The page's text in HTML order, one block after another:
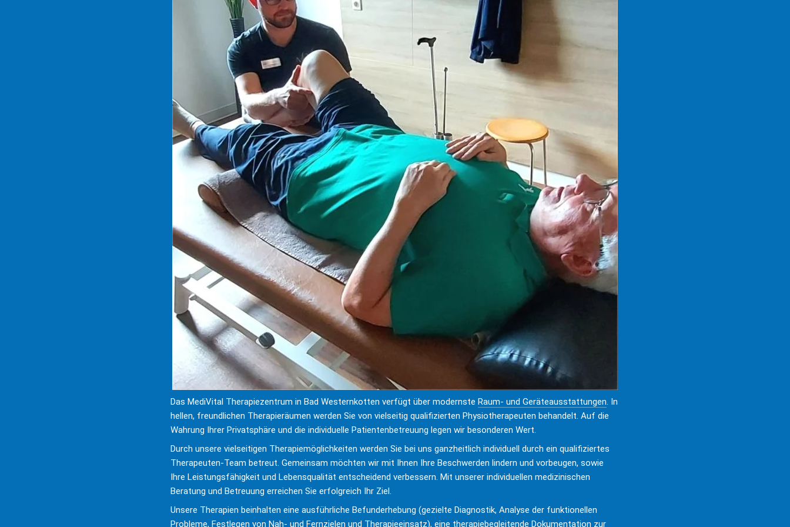
Das MediVital Therapiezentrum in Bad Westernkotten verfügt über modernste Raum- und Geräteausstattungen. In
hellen, freundlichen Therapieräumen werden Sie von vielseitig qualifizierten Physiotherapeuten behandelt. Auf die
Wahrung Ihrer Privatsphäre und die individuelle Patientenbetreuung legen wir besonderen Wert.
Durch unsere vielseitigen Therapiemöglichkeiten werden Sie bei uns ganzheitlich individuell durch ein qualifiziertes
Therapeuten-Team betreut. Gemeinsam möchten wir mit Ihnen Ihre Beschwerden lindern und vorbeugen, sowie
Ihre Leistungsfähigkeit und Lebensqualität entscheidend verbessern. Mit unserer individuellen medizinischen
Beratung und Betreuung erreichen Sie erfolgreich Ihr Ziel.
Unsere Therapien beinhalten eine ausführliche Befunderhebung (gezielte Diagnostik, Analyse der funktionellen
Probleme, Festlegen von Nah- und Fernzielen und Therapieeinsatz), eine therapiebegleitende Dokumentation zur